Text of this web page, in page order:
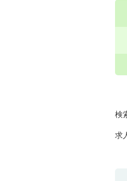
検
求